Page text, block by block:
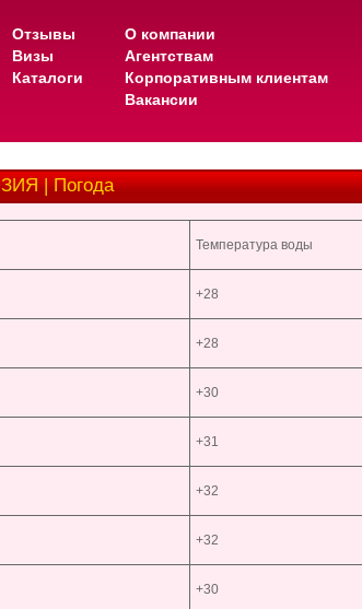
Отзывы
Визы
Каталоги
О компании
Агентствам
Корпоративным клиентам
Вакансии
| Погода
Температура воды
+28
+28
+30
+31
+32
+32
+30